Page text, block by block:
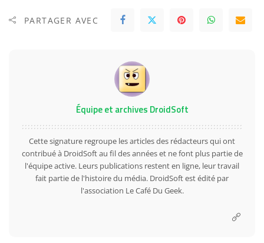
PARTAGER AVEC
Équipe et archives DroidSoft
Cette signature regroupe les articles des rédacteurs qui ont
contribué à DroidSoft au fil des années et ne font plus partie de
l'équipe active. Leurs publications restent en ligne, leur travail
fait partie de l'histoire du média. DroidSoft est édité par
l'association Le Café Du Geek.